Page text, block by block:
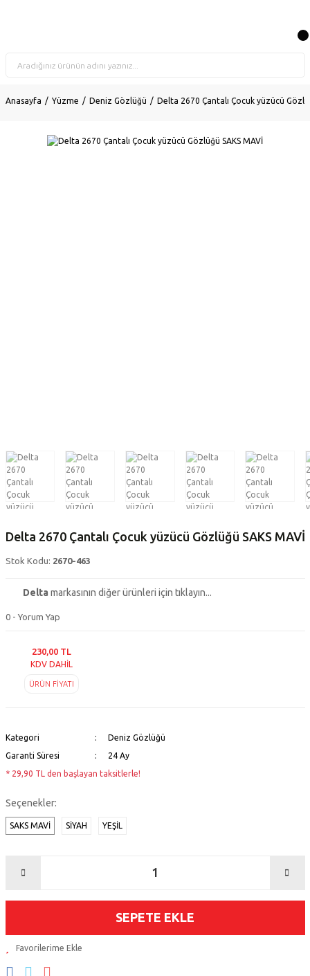
Anasayfa Yüzme Deniz Gözlüğü Delta 2670 Çantalı Çocuk yüzücü
Delta 2670 Çantalı Çocuk yüzücü Gözlüğü SAKS MAVİ
Stok Kodu: 2670-463
Delta markasının diğer ürünleri için tıklayın...
0 - Yorum Yap
230,00 TL
KDV DAHİL
ÜRÜN FİYATI
Kategori
Deniz Gözlüğü
Garanti Süresi
24 Ay
* 29,90 TL den başlayan taksitlerle!
Seçenekler:
SAKS MAVİ SİYAH YEŞİL
SEPETE EKLE